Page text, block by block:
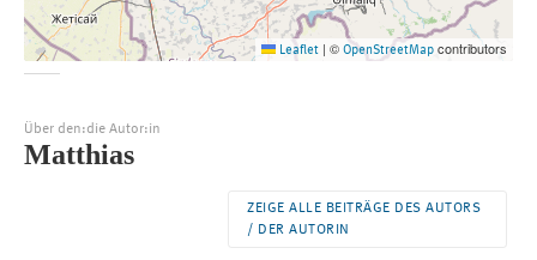
Leaflet © OpenStreetMap contributors
Über den:die Autor:in
Matthias
ZEIGE ALLE BEITRÄGE DES AUTORS
/ DER AUTORIN